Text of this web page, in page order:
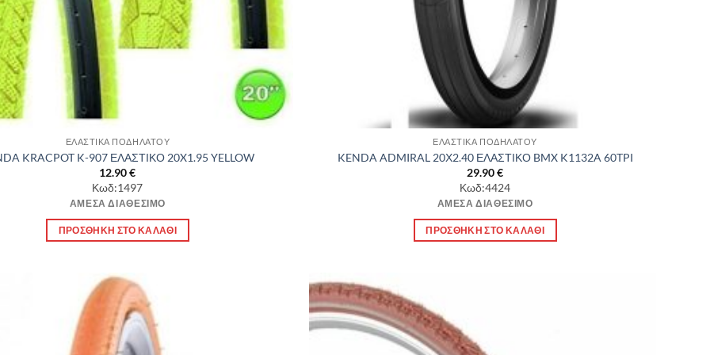
ΕΛΑΣΤΙΚΑ ΠΟΔΗΛΑΤΟΥ
KRACPOT K-907 ΕΛΑΣΤΙΚΟ 20X1.95 YELLOW
12.90€
Κωδ:1497
ΆΜΕΣΑ ΔΙΑΘΈΣΙΜΟ
ΠΡΟΣΘΉΚΗ ΣΤΟ ΚΑΛΆΘΙ
ΕΛΑΣΤΙΚΑ ΠΟΔΗΛΑΤΟΥ
KENDA ADMIRAL 20Χ2.40 ΕΛΑΣΤΙΚΟ BMX K1132A 60TPI
29.90€
Κωδ:4424
ΆΜΕΣΑ ΔΙΑΘΈΣΙΜΟ
ΠΡΟΣΘΉΚΗ ΣΤΟ ΚΑΛΆΘΙ